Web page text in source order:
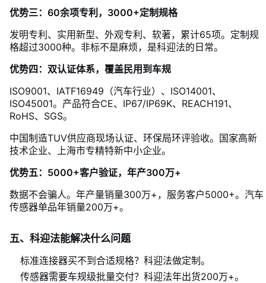
优势三：60余项专利，3000+定制规格
发明专利、实用新型、外观专利、软著，累计65项。定制规
格超过3000种。非标不是麻烦，是科迎法的日常。
优势四：双认证体系，覆盖民用到车规
ISO9001、IATF16949（汽车行业）、ISO14001、
ISO45001。产品符合CE、IP67/IP69K、REACH191、
RoHS、SGS。
中国制造TUV供应商现场认证、环保局环评验收。国家高新
技术企业、上海市专精特新中小企业。
优势五：5000+客户验证，年产300万+
数据不会骗人。年产量销量300万+，服务客户5000+。汽车
传感器单品年销量200万+。
五、科迎法能解决什么问题
标准连接器买不到合适规格？科迎法做定制。
传感器需要车规级批量交付？科迎法年出货200万+。